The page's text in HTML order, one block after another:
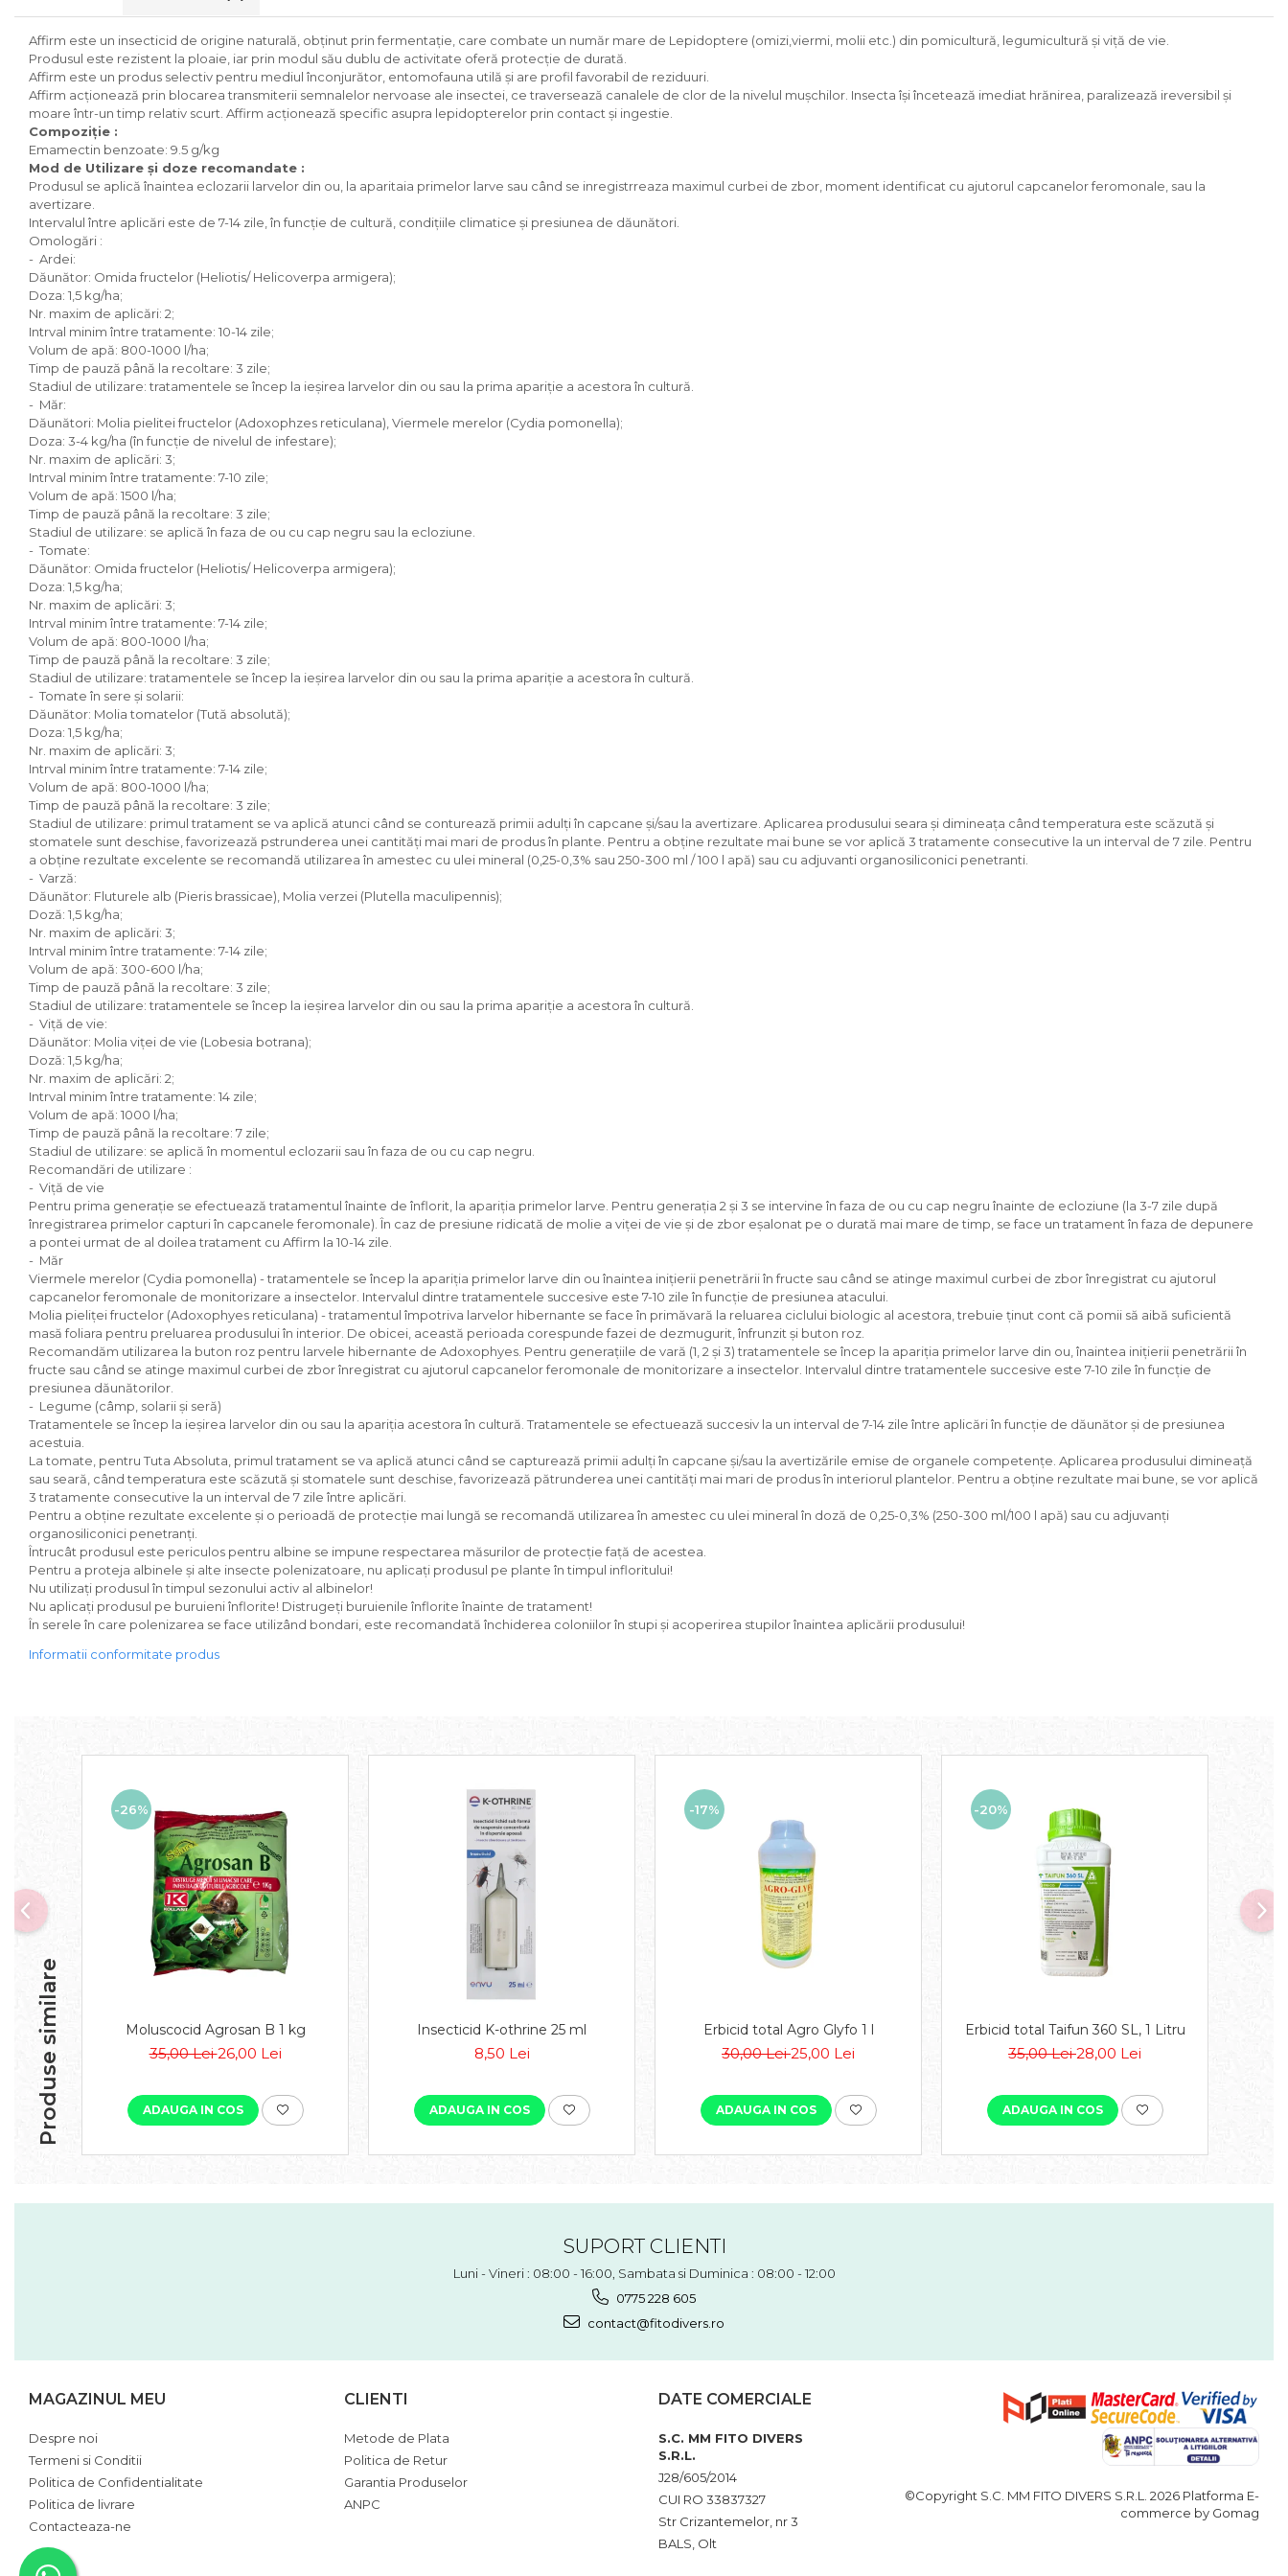
Affirm este un insecticid de origine naturală, obţinut prin fermentaţie, care combate un număr mare de Lepidoptere (omizi,viermi, molii etc.) din pomicultură, legumicultură şi viţă de vie.
Produsul este rezistent la ploaie, iar prin modul său dublu de activitate oferă protecţie de durată.
Affirm este un produs selectiv pentru mediul înconjurător, entomofauna utilă şi are profil favorabil de reziduuri.
Affirm acţionează prin blocarea transmiterii semnalelor nervoase ale insectei, ce traversează canalele de clor de la nivelul muşchilor. Insecta îşi încetează imediat hrănirea, paralizează ireversibil şi
moare într-un timp relativ scurt. Affirm acţionează specific asupra lepidopterelor prin contact şi ingestie.
Compoziţie :
Emamectin benzoate: 9.5 g/kg
Mod de Utilizare şi doze recomandate :
Produsul se aplică înaintea eclozarii larvelor din ou, la aparitaia primelor larve sau când se inregistrreaza maximul curbei de zbor, moment identificat cu ajutorul capcanelor feromonale, sau la
avertizare.
Intervalul între aplicări este de 7-14 zile, în funcție de cultură, condițiile climatice și presiunea de dăunători.
Omologări :
- Ardei:
Dăunător: Omida fructelor (Heliotis/ Helicoverpa armigera);
Doza: 1,5 kg/ha;
Nr. maxim de aplicări: 2;
Intrval minim între tratamente: 10-14 zile;
Volum de apă: 800-1000 l/ha;
Timp de pauză până la recoltare: 3 zile;
Stadiul de utilizare: tratamentele se încep la ieșirea larvelor din ou sau la prima apariție a acestora în cultură.
- Măr:
Dăunători: Molia pielitei fructelor (Adoxophzes reticulana), Viermele merelor (Cydia pomonella);
Doza: 3-4 kg/ha (în funcție de nivelul de infestare);
Nr. maxim de aplicări: 3;
Intrval minim între tratamente: 7-10 zile;
Volum de apă: 1500 l/ha;
Timp de pauză până la recoltare: 3 zile;
Stadiul de utilizare: se aplică în faza de ou cu cap negru sau la ecloziune.
- Tomate:
Dăunător: Omida fructelor (Heliotis/ Helicoverpa armigera);
Doza: 1,5 kg/ha;
Nr. maxim de aplicări: 3;
Intrval minim între tratamente: 7-14 zile;
Volum de apă: 800-1000 l/ha;
Timp de pauză până la recoltare: 3 zile;
Stadiul de utilizare: tratamentele se încep la ieșirea larvelor din ou sau la prima apariție a acestora în cultură.
- Tomate în sere și solarii:
Dăunător: Molia tomatelor (Tută absolută);
Doza: 1,5 kg/ha;
Nr. maxim de aplicări: 3;
Intrval minim între tratamente: 7-14 zile;
Volum de apă: 800-1000 l/ha;
Timp de pauză până la recoltare: 3 zile;
Stadiul de utilizare: primul tratament se va aplică atunci când se conturează primii adulți în capcane și/sau la avertizare. Aplicarea produsului seara și dimineața când temperatura este scăzută și
stomatele sunt deschise, favorizează pstrunderea unei cantități mai mari de produs în plante. Pentru a obține rezultate mai bune se vor aplică 3 tratamente consecutive la un interval de 7 zile. Pentru
a obține rezultate excelente se recomandă utilizarea în amestec cu ulei mineral (0,25-0,3% sau 250-300 ml / 100 l apă) sau cu adjuvanti organosiliconici penetranti.
- Varză:
Dăunător: Fluturele alb (Pieris brassicae), Molia verzei (Plutella maculipennis);
Doză: 1,5 kg/ha;
Nr. maxim de aplicări: 3;
Intrval minim între tratamente: 7-14 zile;
Volum de apă: 300-600 l/ha;
Timp de pauză până la recoltare: 3 zile;
Stadiul de utilizare: tratamentele se încep la ieșirea larvelor din ou sau la prima apariție a acestora în cultură.
- Viţă de vie:
Dăunător: Molia viţei de vie (Lobesia botrana);
Doză: 1,5 kg/ha;
Nr. maxim de aplicări: 2;
Intrval minim între tratamente: 14 zile;
Volum de apă: 1000 l/ha;
Timp de pauză până la recoltare: 7 zile;
Stadiul de utilizare: se aplică în momentul eclozarii sau în faza de ou cu cap negru.
Recomandări de utilizare :
- Viţă de vie
Pentru prima generație se efectuează tratamentul înainte de înflorit, la apariția primelor larve. Pentru generația 2 și 3 se intervine în faza de ou cu cap negru înainte de ecloziune (la 3-7 zile după
înregistrarea primelor capturi în capcanele feromonale). În caz de presiune ridicată de molie a viței de vie și de zbor eșalonat pe o durată mai mare de timp, se face un tratament în faza de depunere
a pontei urmat de al doilea tratament cu Affirm la 10-14 zile.
- Măr
Viermele merelor (Cydia pomonella) - tratamentele se încep la apariția primelor larve din ou înaintea inițierii penetrării în fructe sau când se atinge maximul curbei de zbor înregistrat cu ajutorul
capcanelor feromonale de monitorizare a insectelor. Intervalul dintre tratamentele succesive este 7-10 zile în funcție de presiunea atacului.
Molia pieliţei fructelor (Adoxophyes reticulana) - tratamentul împotriva larvelor hibernante se face în primăvară la reluarea ciclului biologic al acestora, trebuie ținut cont că pomii să aibă suficientă
masă foliara pentru preluarea produsului în interior. De obicei, această perioada corespunde fazei de dezmugurit, înfrunzit și buton roz.
Recomandăm utilizarea la buton roz pentru larvele hibernante de Adoxophyes. Pentru generațiile de vară (1, 2 și 3) tratamentele se încep la apariția primelor larve din ou, înaintea inițierii penetrării în
fructe sau când se atinge maximul curbei de zbor înregistrat cu ajutorul capcanelor feromonale de monitorizare a insectelor. Intervalul dintre tratamentele succesive este 7-10 zile în funcție de
presiunea dăunătorilor.
- Legume (câmp, solarii și seră)
Tratamentele se încep la ieșirea larvelor din ou sau la apariția acestora în cultură. Tratamentele se efectuează succesiv la un interval de 7-14 zile între aplicări în funcție de dăunător și de presiunea
acestuia.
La tomate, pentru Tuta Absoluta, primul tratament se va aplică atunci când se capturează primii adulți în capcane și/sau la avertizările emise de organele competențe. Aplicarea produsului dimineață
sau seară, când temperatura este scăzută și stomatele sunt deschise, favorizează pătrunderea unei cantități mai mari de produs în interiorul plantelor. Pentru a obține rezultate mai bune, se vor aplică
3 tratamente consecutive la un interval de 7 zile între aplicări.
Pentru a obține rezultate excelente și o perioadă de protecție mai lungă se recomandă utilizarea în amestec cu ulei mineral în doză de 0,25-0,3% (250-300 ml/100 l apă) sau cu adjuvanţi
organosiliconici penetranţi.
Întrucât produsul este periculos pentru albine se impune respectarea măsurilor de protecție față de acestea.
Pentru a proteja albinele și alte insecte polenizatoare, nu aplicați produsul pe plante în timpul infloritului!
Nu utilizați produsul în timpul sezonului activ al albinelor!
Nu aplicați produsul pe buruieni înflorite! Distrugeți buruienile înflorite înainte de tratament!
În serele în care polenizarea se face utilizând bondari, este recomandată închiderea coloniilor în stupi și acoperirea stupilor înaintea aplicării produsului!
Informatii conformitate produs
Produse similare
-26%
Moluscocid Agrosan B 1 kg
35,00 Lei26,00 Lei
ADAUGA IN COS
Insecticid K-othrine 25 ml
8,50 Lei
ADAUGA IN COS
-17%
Erbicid total Agro Glyfo 1 l
30,00 Lei25,00 Lei
ADAUGA IN COS
-20%
Erbicid total Taifun 360 SL, 1 Litru
35,00 Lei28,00 Lei
ADAUGA IN COS
-
SUPORT CLIENTI
Luni - Vineri : 08:00 - 16:00, Sambata si Duminica : 08:00 - 12:00
0775 228 605
contact@fitodivers.ro
MAGAZINUL MEU
Despre noi
Termeni si Conditii
Politica de Confidentialitate
Politica de livrare
Contacteaza-ne
CLIENTI
Metode de Plata
Politica de Retur
Garantia Produselor
ANPC
DATE COMERCIALE
S.C. MM FITO DIVERS
S.R.L.
J28/605/2014
CUI RO 33837327
Str Crizantemelor, nr 3
BALS, Olt
©Copyright S.C. MM FITO DIVERS S.R.L. 2026 Platforma E-
commerce by Gomag